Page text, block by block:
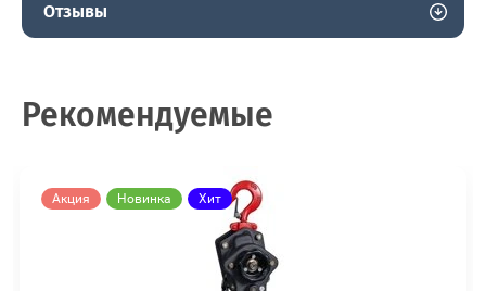
Отзывы
Рекомендуемые
Акция Новинка Хит